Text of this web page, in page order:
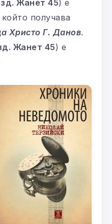
Жанет 45) е
получава
Христо Г. Данов.
Жанет 45) е